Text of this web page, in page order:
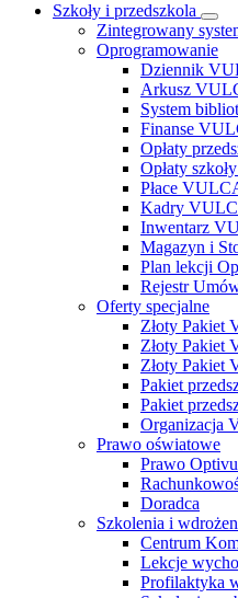
Szkoły i przedszkola
Zintegrowany
Oprogramowanie
Dziennik
Arkusz
System
Finanse
Opłaty
Opłaty
Płace
Kadry
Inwentarz
Magazyn i
Plan lekcji
Rejestr
Oferty specjalne
Złoty Pakiet
Złoty Pakiet
Złoty Pakiet
Pakiet
Pakiet
Organizacja
Prawo oświatowe
Prawo
Doradca
Szkolenia i
Centrum
Lekcje
Profilaktyka